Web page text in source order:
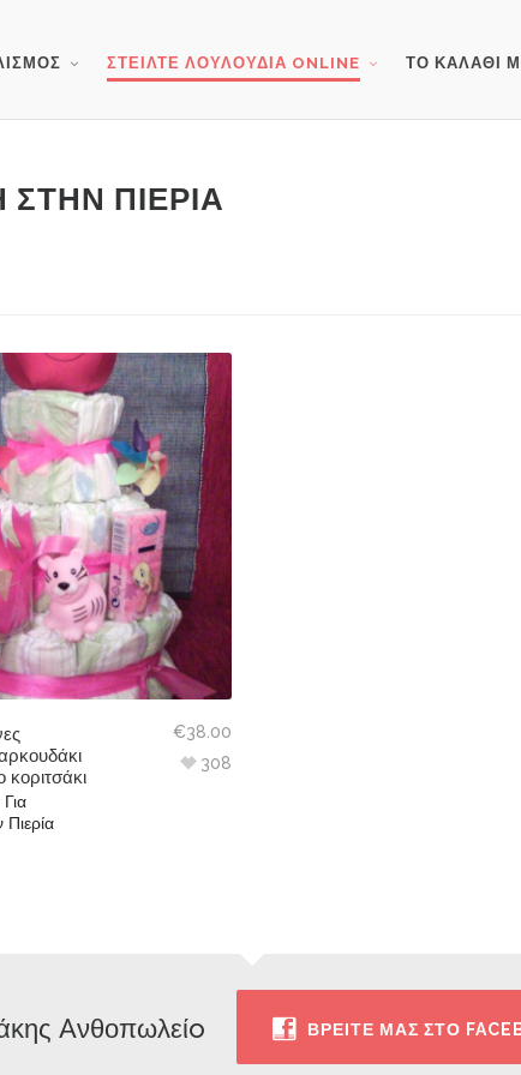
ΣΤΕΙΛΤΕ ΛΟΥΛΟΥΔΙΑ ONLINE ΤΟ ΚΑΛΑΘΙ
ΠΙΕΡΊΑ
κοριτσάκι
308
€38.00
Aνθοπωλείo ΒΡΕΙΤΕ ΜΑΣ ΣΤΟ